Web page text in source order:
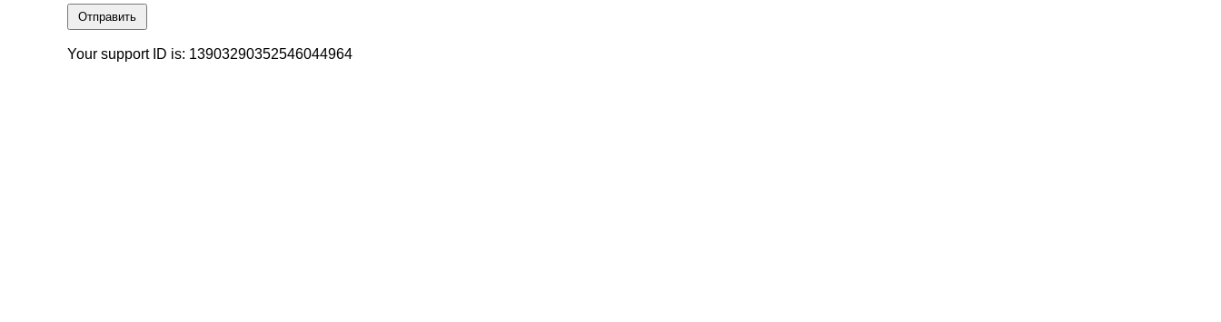
Отправить
Your support ID is: 13903290352546044964